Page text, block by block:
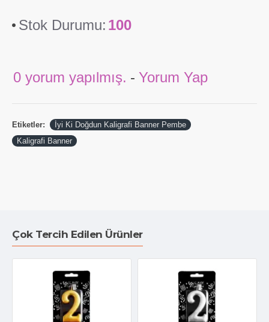
Stok Durumu: 100
0 yorum yapılmış. - Yorum Yap
Etiketler:
İyi Ki Doğdun Kaligrafi Banner Pembe
Kaligrafi Banner
Çok Tercih Edilen Ürünler